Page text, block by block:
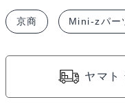
ミ
モ京商 Mini-zパー
ヤマト